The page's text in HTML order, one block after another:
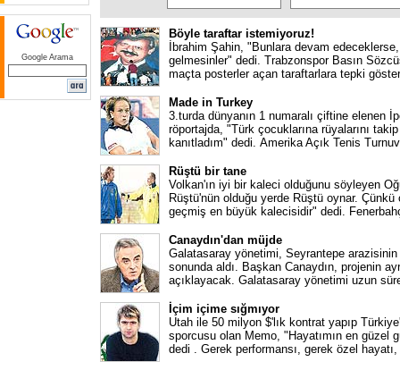
Google Arama
Böyle taraftar istemiyoruz!
İbrahim Şahin, "Bunlara devam
gelmesinler" dedi. Trabzonspor Basın
maçta posterler açan taraftarlara tepki
Made in Turkey
3.turda dünyanın 1 numaralı çiftine elenen
röportajda, "Türk çocuklarına rüyalarını
kanıtladım" dedi. Amerika Açık Tenis
Rüştü bir tane
Volkan'ın iyi bir kaleci olduğunu söyleyen
Rüştü'nün olduğu yerde Rüştü oynar.
geçmiş en büyük kalecisidir" dedi.
Canaydın'dan müjde
Galatasaray yönetimi, Seyrantepe arazisinin
sonunda aldı. Başkan Canaydın, projenin
açıklayacak. Galatasaray yönetimi uzun
İçim içime sığmıyor
Utah ile 50 milyon $'lık kontrat yapıp
sporcusu olan Memo, "Hayatımın en güzel
dedi . Gerek performansı, gerek özel